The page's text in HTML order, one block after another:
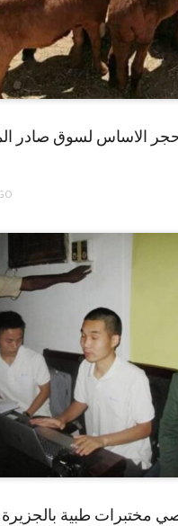
الاساس لسوق صادر
مختبرات طبية